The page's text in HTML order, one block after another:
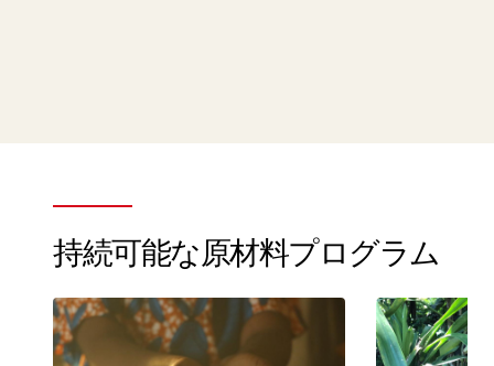
持続可能な原材料プログラム